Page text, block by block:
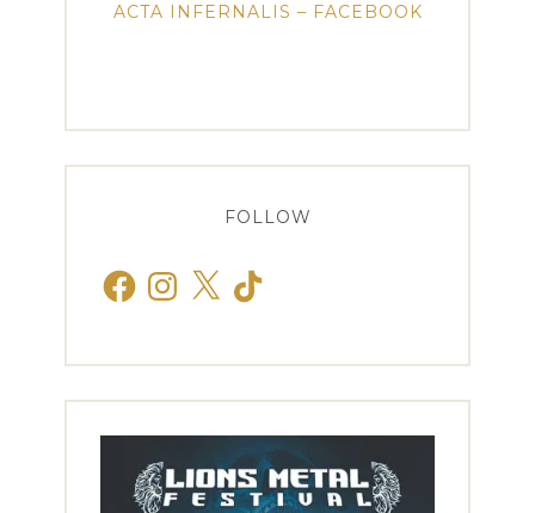
ACTA INFERNALIS – FACEBOOK
FOLLOW
FacebookInstagram
X TikTok